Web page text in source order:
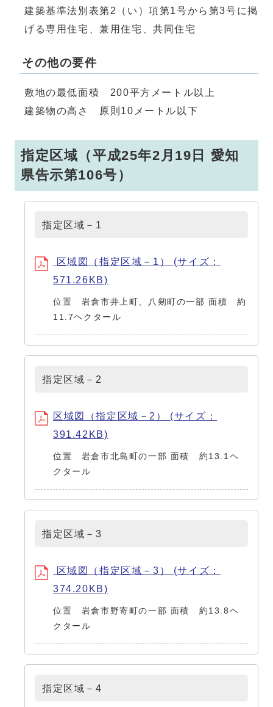
建築基準法別表第2（い）項第1号から第3号に掲
げる専用住宅、兼用住宅、共同住宅
その他の要件
敷地の最低面積 200平方メートル以上
建築物の高さ 原則10メートル以下
指定区域（平成25年2月19日 愛知
県告示第106号）
指定区域－1
区域図（指定区域－1） (サイズ：
571.26KB)
位置 岩倉市井上町、八剱町の一部 面積 約
11.7ヘクタール
指定区域－2
区域図（指定区域－2） (サイズ：
391.42KB)
位置 岩倉市北島町の一部 面積 約13.1ヘ
クタール
指定区域－3
区域図（指定区域－3） (サイズ：
374.20KB)
位置 岩倉市野寄町の一部 面積 約13.8ヘ
クタール
指定区域－4